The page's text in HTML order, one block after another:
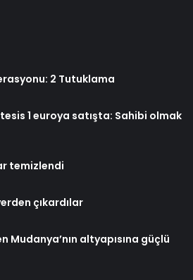
2 Tutuklama
1 euroya satışta: Sahibi olmak
temizlendi
çıkardılar
Mudanya’nın altyapısına güçlü